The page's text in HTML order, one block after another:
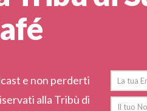
e non perderti
alla Tribù di